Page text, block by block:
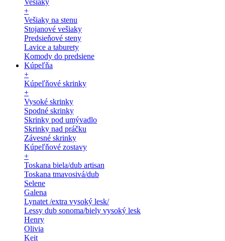
Vešiaky
+
Vešiaky na stenu
Stojanové vešiaky
Predsieňové steny
Lavice a taburety
Komody do predsiene
Kúpeľňa
+
Kúpeľňové skrinky
+
Vysoké skrinky
Spodné skrinky
Skrinky pod umývadlo
Skrinky nad práčku
Závesné skrinky
Kúpeľňové zostavy
+
Toskana biela/dub artisan
Toskana tmavosivá/dub
Selene
Galena
Lynatet /extra vysoký lesk/
Lessy dub sonoma/biely vysoký lesk
Henry
Olivia
Keit